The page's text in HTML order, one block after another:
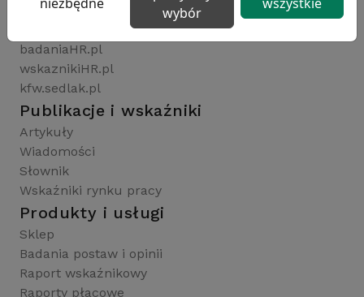
wynagrodzenia.pl
raportyplacowe.pl
badaniaHR.pl
wskaznikiHR.pl
kfw.sedlak.pl
Publikacje i wskaźniki
Artykuły
Wiadomości
Słownik
Wskaźniki rynku pracy
Produkty i usługi
Sklep
Badania postaw i opinii
Raport wskaźnikowy
Raporty płacowe
wybór